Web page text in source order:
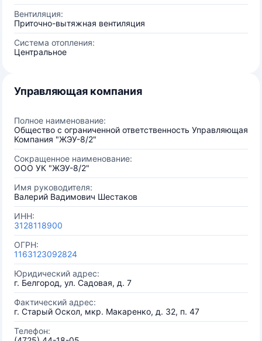
Вентиляция:
Приточно-вытяжная вентиляция
Система отопления:
Центральное
Управляющая компания
Полное наименование:
Общество с ограниченной ответственность Управляющая
Компания "ЖЭУ-8/2"
Сокращенное наименование:
ООО УК "ЖЭУ-8/2"
Имя руководителя:
Валерий Вадимович Шестаков
ИНН:
3128118900
ОГРН:
1163123092824
Юридический адрес:
г. Белгород, ул. Садовая, д. 7
Фактический адрес:
г. Старый Оскол, мкр. Макаренко, д. 32, п. 47
Телефон: